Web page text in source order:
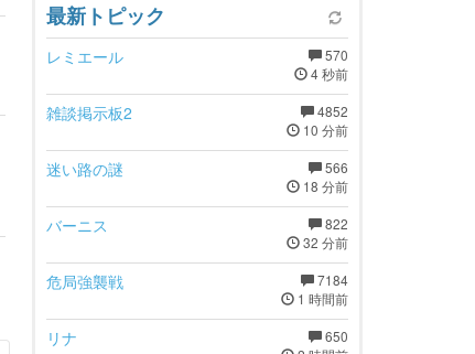
最新トピック
570
4 秒前
レミエール
4852
10 分前
雑談掲示板2
566
18 分前
迷い路の謎
822
32 分前
バーニス
7184
1 時間前
危局強襲戦
650
リナ